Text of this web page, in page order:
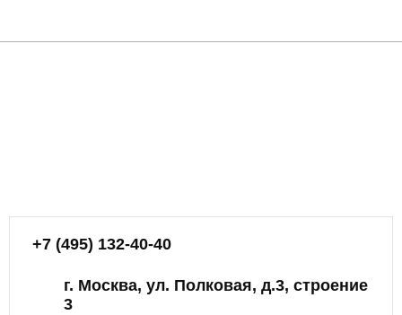
+7 (495) 132-40-40
г. Москва, ул. Полковая, д.3, строение
3